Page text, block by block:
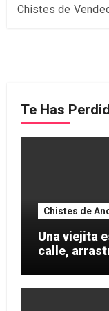
Chistes de
Te Has
Chistes de
Una viejita
calle,